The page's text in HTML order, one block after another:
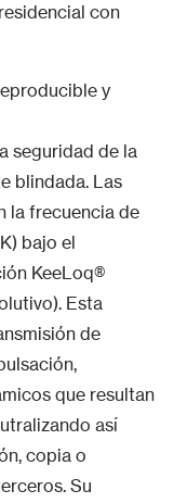
con
y
seguridad de la
blindada. Las
la frecuencia de
bajo el
KeeLoq®
Esta
de
que resultan
así
copia o
Su